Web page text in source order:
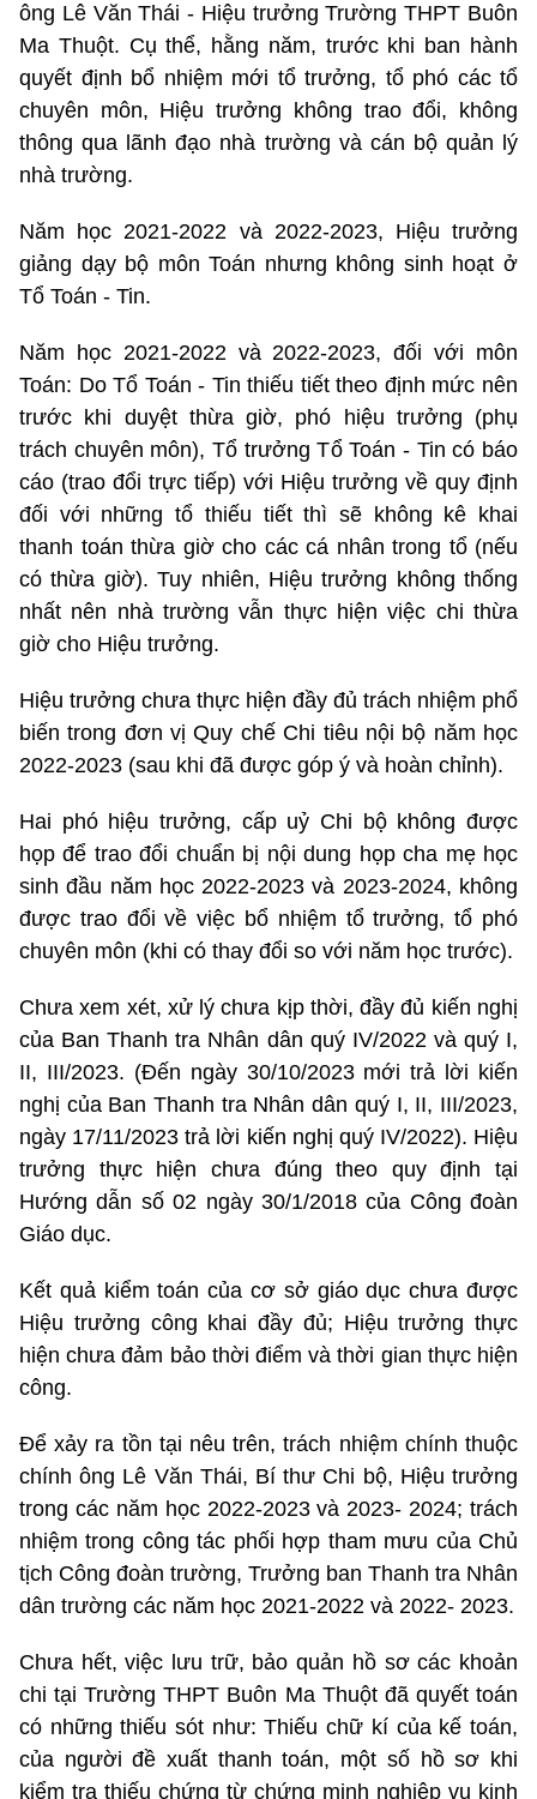
ông Lê Văn Thái - Hiệu trưởng Trường THPT Buôn
Ma Thuột. Cụ thể, hằng năm, trước khi ban hành
quyết định bổ nhiệm mới tổ trưởng, tổ phó các tổ
chuyên môn, Hiệu trưởng không trao đổi, không
thông qua lãnh đạo nhà trường và cán bộ quản lý
nhà trường.
Năm học 2021-2022 và 2022-2023, Hiệu trưởng
giảng dạy bộ môn Toán nhưng không sinh hoạt ở
Tổ Toán - Tin.
Năm học 2021-2022 và 2022-2023, đối với môn
Toán: Do Tổ Toán - Tin thiếu tiết theo định mức nên
trước khi duyệt thừa giờ, phó hiệu trưởng (phụ
trách chuyên môn), Tổ trưởng Tổ Toán - Tin có báo
cáo (trao đổi trực tiếp) với Hiệu trưởng về quy định
đối với những tổ thiếu tiết thì sẽ không kê khai
thanh toán thừa giờ cho các cá nhân trong tổ (nếu
có thừa giờ). Tuy nhiên, Hiệu trưởng không thống
nhất nên nhà trường vẫn thực hiện việc chi thừa
giờ cho Hiệu trưởng.
Hiệu trưởng chưa thực hiện đầy đủ trách nhiệm phổ
biến trong đơn vị Quy chế Chi tiêu nội bộ năm học
2022-2023 (sau khi đã được góp ý và hoàn chỉnh).
Hai phó hiệu trưởng, cấp uỷ Chi bộ không được
họp để trao đổi chuẩn bị nội dung họp cha mẹ học
sinh đầu năm học 2022-2023 và 2023-2024, không
được trao đổi về việc bổ nhiệm tổ trưởng, tổ phó
chuyên môn (khi có thay đổi so với năm học trước).
Chưa xem xét, xử lý chưa kịp thời, đầy đủ kiến nghị
của Ban Thanh tra Nhân dân quý IV/2022 và quý I,
II, III/2023. (Đến ngày 30/10/2023 mới trả lời kiến
nghị của Ban Thanh tra Nhân dân quý I, II, III/2023,
ngày 17/11/2023 trả lời kiến nghị quý IV/2022). Hiệu
trưởng thực hiện chưa đúng theo quy định tại
Hướng dẫn số 02 ngày 30/1/2018 của Công đoàn
Giáo dục.
Kết quả kiểm toán của cơ sở giáo dục chưa được
Hiệu trưởng công khai đầy đủ; Hiệu trưởng thực
hiện chưa đảm bảo thời điểm và thời gian thực hiện
công.
Để xảy ra tồn tại nêu trên, trách nhiệm chính thuộc
chính ông Lê Văn Thái, Bí thư Chi bộ, Hiệu trưởng
trong các năm học 2022-2023 và 2023- 2024; trách
nhiệm trong công tác phối hợp tham mưu của Chủ
tịch Công đoàn trường, Trưởng ban Thanh tra Nhân
dân trường các năm học 2021-2022 và 2022- 2023.
Chưa hết, việc lưu trữ, bảo quản hồ sơ các khoản
chi tại Trường THPT Buôn Ma Thuột đã quyết toán
có những thiếu sót như: Thiếu chữ kí của kế toán,
của người đề xuất thanh toán, một số hồ sơ khi
kiểm tra thiếu chứng từ chứng minh nghiệp vụ kinh